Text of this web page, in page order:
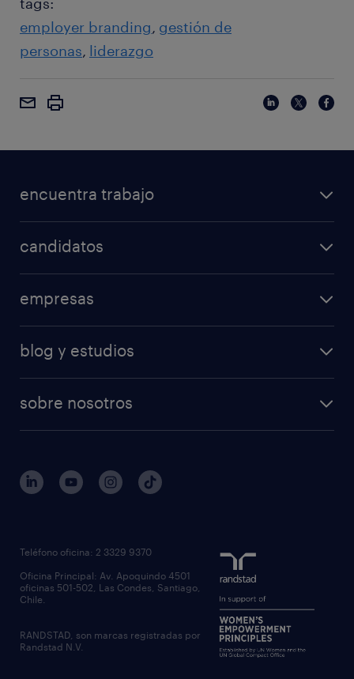
employer branding gestión de
personas liderazgo
encuentra trabajo
candidatos
empresas
blog y estudios
sobre nosotros
Teléfono oficina: 2 3329 9370
Oficina Principal: Av. Apoquindo 4501
oficinas 501-502, Las Condes, Santiago,
Chile.
RANDSTAD, son marcas registradas por
Randstad N.V.